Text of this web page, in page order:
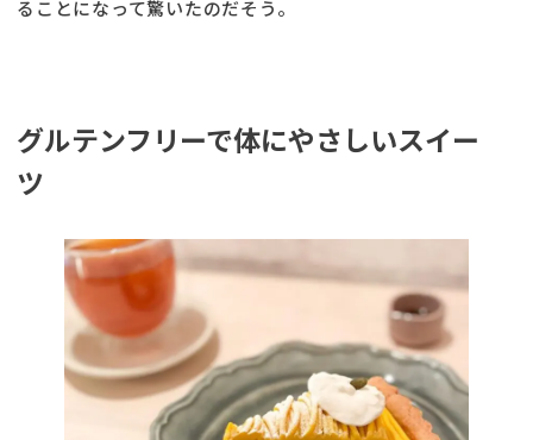
ることになって驚いたのだそう。
グルテンフリーで体にやさしいスイー
ツ